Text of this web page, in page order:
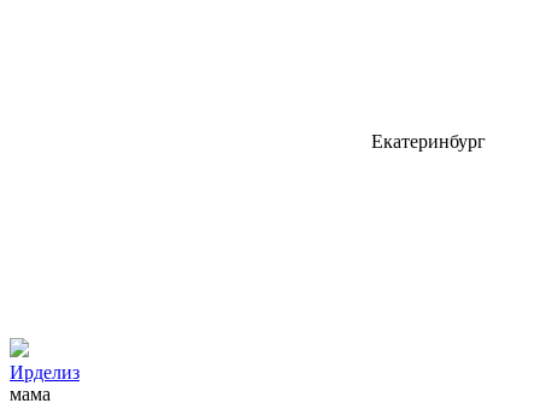
Екатеринбург
Ирделиз
мама